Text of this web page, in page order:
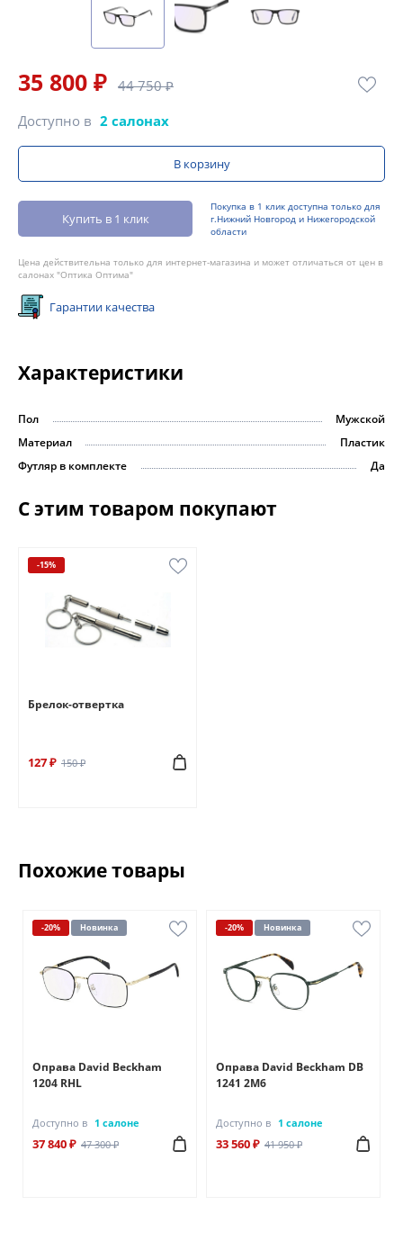
35 800 ₽ 44 750 ₽
Доступно в 2 салонах
В корзину
Купить в 1 клик
Покупка в 1 клик доступна только для
г.Нижний Новгород и Нижегородской
области
Цена действительна только для интернет-магазина и может отличаться от цен в
салонах "Оптика Оптима"
Гарантии качества
Характеристики
Пол
Мужской
Материал
Пластик
Футляр в комплекте
Да
С этим товаром покупают
-15%
Брелок-отвертка
127 ₽ 150 ₽
Похожие товары
-20% Новинка
Оправа David Beckham
1204 RHL
Доступно в 1 салоне
37 840 ₽ 47 300 ₽
-20% Новинка
Оправа David Beckham DB
1241 2M6
Доступно в 1 салоне
33 560 ₽ 41 950 ₽